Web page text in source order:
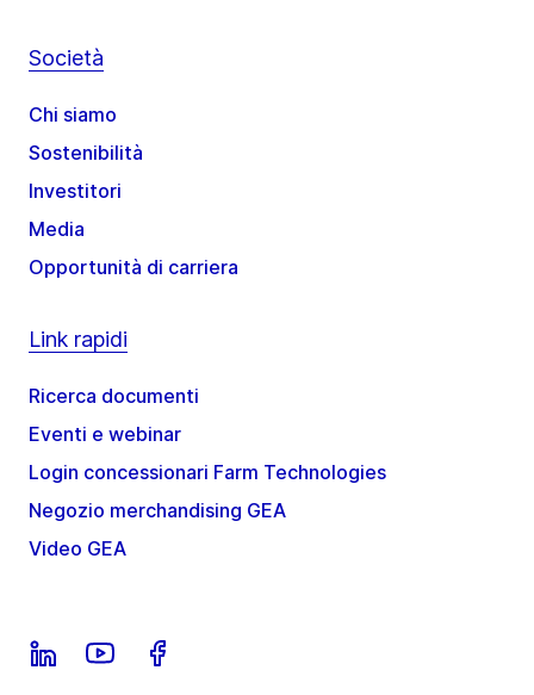
Società
Chi siamo
Sostenibilità
Investitori
Media
Opportunità di carriera
Link rapidi
Ricerca documenti
Eventi e webinar
Login concessionari Farm Technologies
Negozio merchandising GEA
Video GEA